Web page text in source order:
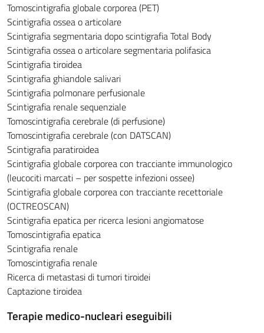
Tomoscintigrafia globale corporea (PET)
Scintigrafia ossea o articolare
Scintigrafia segmentaria dopo scintigrafia Total Body
Scintigrafia ossea o articolare segmentaria polifasica
Scintigrafia tiroidea
Scintigrafia ghiandole salivari
Scintigrafia polmonare perfusionale
Scintigrafia renale sequenziale
Tomoscintigrafia cerebrale (di perfusione)
Tomoscintigrafia cerebrale (con DATSCAN)
Scintigrafia paratiroidea
Scintigrafia globale corporea con tracciante immunologico
(leucociti marcati – per sospette infezioni ossee)
Scintigrafia globale corporea con tracciante recettoriale
(OCTREOSCAN)
Scintigrafia epatica per ricerca lesioni angiomatose
Tomoscintigrafia epatica
Scintigrafia renale
Tomoscintigrafia renale
Ricerca di metastasi di tumori tiroidei
Captazione tiroidea
Terapie medico-nucleari eseguibili